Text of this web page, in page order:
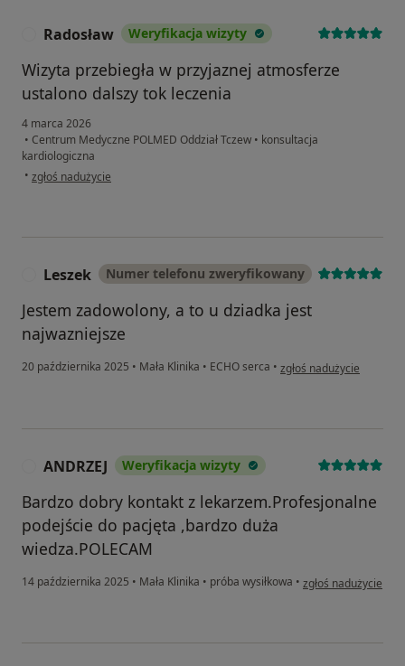
Radosław Weryfikacja wizyty
Wizyta przebiegła w przyjaznej atmosferze
ustalono dalszy tok leczenia
4 marca 2026
• Centrum Medyczne POLMED Oddział Tczew • konsultacja
kardiologiczna
• w opinii użytkownika Radosław
zgłoś nadużycie
Leszek Numer telefonu zweryfikowany
Jestem zadowolony, a to u dziadka jest
najwazniejsze
20 października 2025 • Mała Klinika • ECHO serca • w opinii użytkownika
zgłoś nadużycie
ANDRZEJ Weryfikacja wizyty
Bardzo dobry kontakt z lekarzem.Profesjonalne
podejście do pacjęta ,bardzo duża
wiedza.POLECAM
14 października 2025 • Mała Klinika • próba wysiłkowa • w opinii użytkownika
zgłoś nadużycie